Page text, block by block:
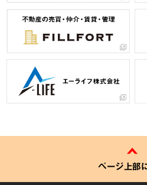
ページ上部